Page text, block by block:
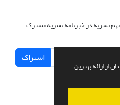
از ارائه بهترین
مهم نشریه در خبرنامه نشریه مشترک
اشتراک